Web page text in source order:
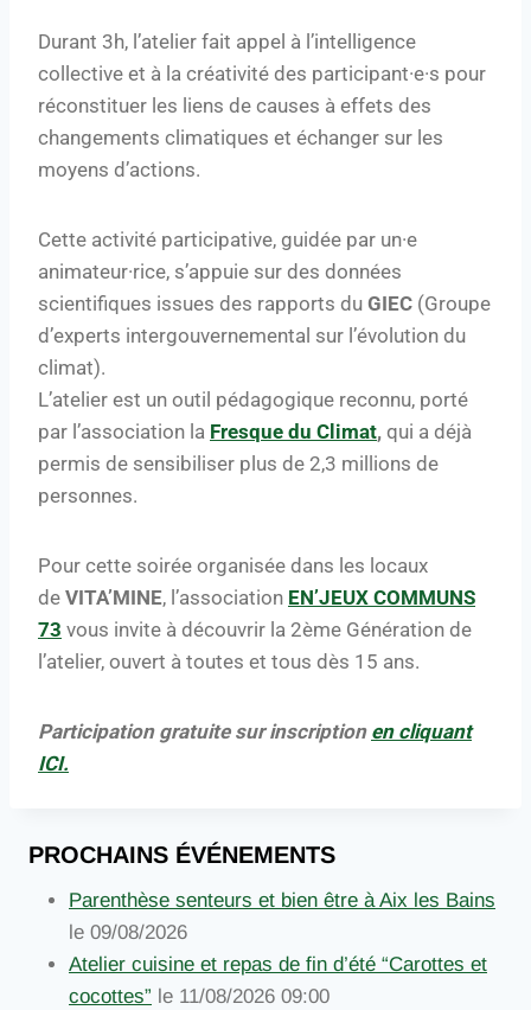
Durant 3h, l’atelier fait appel à l’intelligence
collective et à la créativité des participant·e·s pour
réconstituer les liens de causes à effets des
changements climatiques et échanger sur les
moyens d’actions.
Cette activité participative, guidée par un·e
animateur·rice, s’appuie sur des données
scientifiques issues des rapports du GIEC (Groupe
d’experts intergouvernemental sur l’évolution du
climat).
L’atelier est un outil pédagogique reconnu, porté
par l’association la Fresque du Climat, qui a déjà
permis de sensibiliser plus de 2,3 millions de
personnes.
Pour cette soirée organisée dans les locaux
de VITA’MINE, l’association EN’JEUX COMMUNS
73 vous invite à découvrir la 2ème Génération de
l’atelier, ouvert à toutes et tous dès 15 ans.
Participation gratuite sur inscription en cliquant
ICI.
PROCHAINS ÉVÉNEMENTS
Parenthèse senteurs et bien être à Aix les Bains
le 09/08/2026
Atelier cuisine et repas de fin d’été “Carottes et
cocottes” le 11/08/2026 09:00